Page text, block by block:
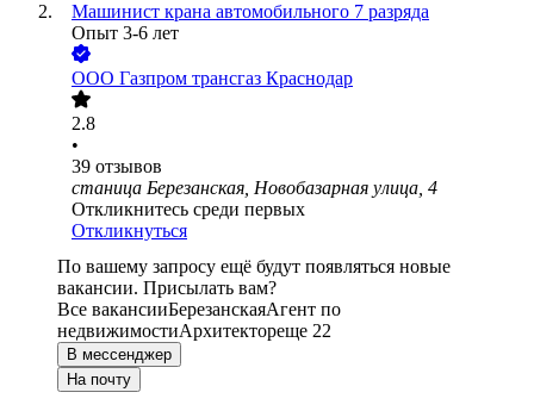
Машинист крана автомобильного 7 разряда
Опыт 3-6 лет
ООО Газпром трансгаз Краснодар
2.8
•
39 отзывов
станица Березанская, Новобазарная улица, 4
Откликнитесь среди первых
Откликнуться
По вашему запросу ещё будут появляться новые
вакансии. Присылать вам?
Все вакансииБерезанскаяАгент по
недвижимостиАрхитектореще 22
В мессенджер
На почту